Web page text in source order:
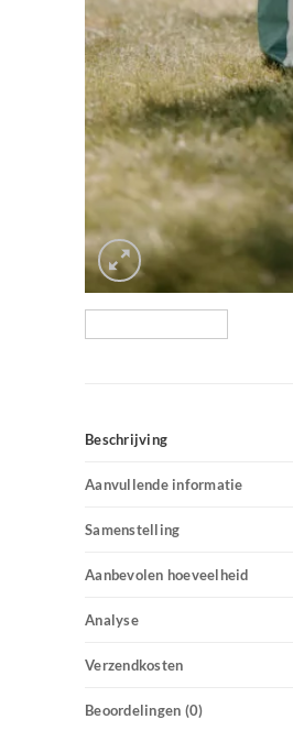
Beschrijving
Aanvullende informatie
Samenstelling
Aanbevolen hoeveelheid
Analyse
Verzendkosten
Beoordelingen (0)